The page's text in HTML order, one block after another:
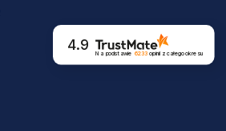
4.9
Na podstawie 6233 opinii z całego okresu